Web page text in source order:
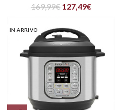
169,99€ 127,49€
IN ARRIVO